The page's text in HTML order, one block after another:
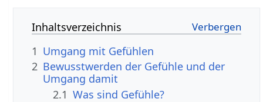
Inhaltsverzeichnis
1 Umgang mit Gefühlen
2 Bewusstwerden der Gefühle und der
Umgang damit
2.1 Was sind Gefühle?